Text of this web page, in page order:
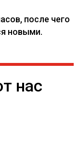
после чего
новыми.
нас